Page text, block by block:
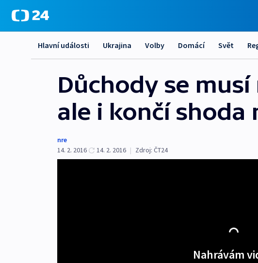
Hlavní události Ukrajina Volby Domácí Svět
Důchody se
ale i končí shoda
nre
14. 2. 2016
14. 2. 2016 | Zdroj: ČT24
Nahrávám